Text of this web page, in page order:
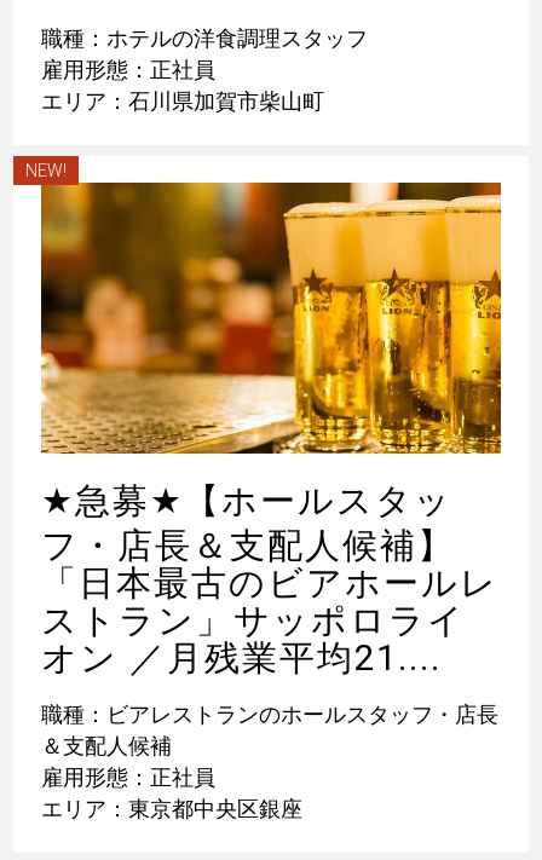
職種：ホテルの洋食調理スタッフ
雇用形態：正社員
エリア：石川県加賀市柴山町
NEW!
★急募★
【ホールスタッ
フ・店長＆支配人候補】
「日本最古のビアホールレ
ストラン」サッポロライ
オン ／月残業平均21....
職種：ビアレストランのホールスタッフ・店長
＆支配人候補
雇用形態：正社員
エリア：東京都中央区銀座